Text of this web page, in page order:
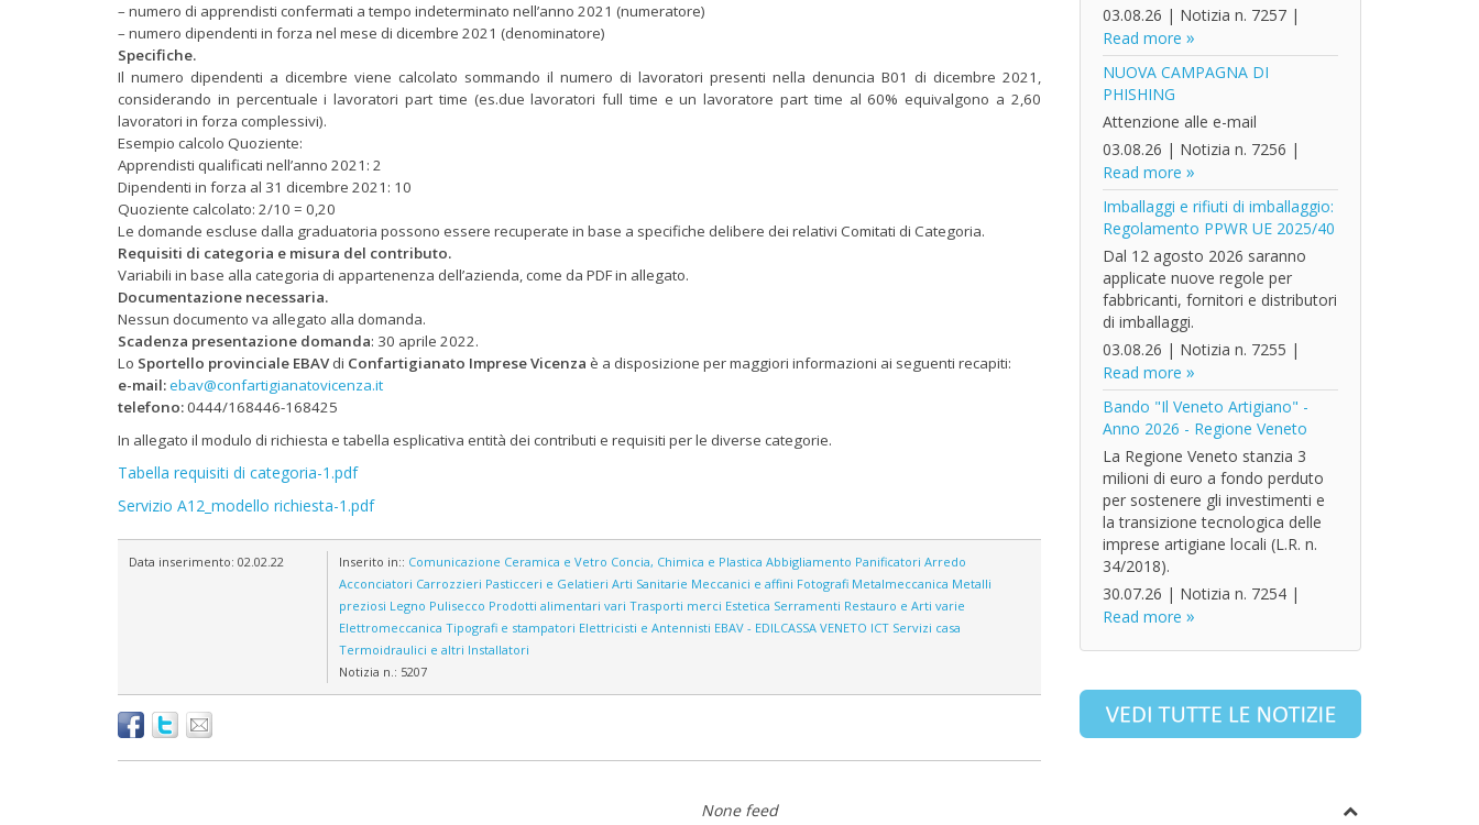
– numero di apprendisti confermati a tempo indeterminato nell’anno 2021 (numeratore)
– numero dipendenti in forza nel mese di dicembre 2021 (denominatore)
Specifiche.
Il numero dipendenti a dicembre viene calcolato sommando il numero di lavoratori presenti nella denuncia B01 di dicembre 2021,
considerando in percentuale i lavoratori part time (es.due lavoratori full time e un lavoratore part time al 60% equivalgono a 2,60
lavoratori in forza complessivi).
Esempio calcolo Quoziente:
Apprendisti qualificati nell’anno 2021: 2
Dipendenti in forza al 31 dicembre 2021: 10
Quoziente calcolato: 2/10 = 0,20
Le domande escluse dalla graduatoria possono essere recuperate in base a specifiche delibere dei relativi Comitati di Categoria.
Requisiti di categoria e misura del contributo.
Variabili in base alla categoria di appartenenza dell’azienda, come da PDF in allegato.
Documentazione necessaria.
Nessun documento va allegato alla domanda.
Scadenza presentazione domanda: 30 aprile 2022.
Lo Sportello provinciale EBAV di Confartigianato Imprese Vicenza è a disposizione per maggiori informazioni ai seguenti recapiti:
e-mail:ebav@confartigianatovicenza.it
telefono:0444/168446-168425
In allegato il modulo di richiesta e tabella esplicativa entità dei contributi e requisiti per le diverse categorie.
Tabella requisiti di categoria-1.pdf
Servizio A12_modello richiesta-1.pdf
Data inserimento: 02.02.22 Inserito in:: Comunicazione Ceramica e Vetro Concia, Chimica e Plastica Abbigliamento Panificatori Arredo
Acconciatori Carrozzieri Pasticceri e Gelatieri Arti Sanitarie Meccanici e affini Fotografi Metalmeccanica Metalli
preziosi Legno Pulisecco Prodotti alimentari vari Trasporti merci Estetica Serramenti Restauro e Arti varie
Elettromeccanica Tipografi e stampatori Elettricisti e Antennisti EBAV - EDILCASSA VENETO ICT Servizi casa
Termoidraulici e altri Installatori
Notizia n.: 5207
03.08.26 | Notizia n. 7257|
Read more
NUOVA CAMPAGNA DI
PHISHING
Attenzione alle e-mail
03.08.26 | Notizia n. 7256 |
Read more
Imballaggi e rifiuti di imballaggio:
Regolamento PPWR UE 2025/40
Dal 12 agosto 2026 saranno
applicate nuove regole per
fabbricanti, fornitori e distributori
di imballaggi.
03.08.26 | Notizia n. 7255 |
Read more
Bando "Il Veneto Artigiano" -
Anno 2026 - Regione Veneto
La Regione Veneto stanzia 3
milioni di euro a fondo perduto
per sostenere gli investimenti e
la transizione tecnologica delle
imprese artigiane locali (L.R. n.
34/2018).
30.07.26 | Notizia n. 7254|
Read more
None feed